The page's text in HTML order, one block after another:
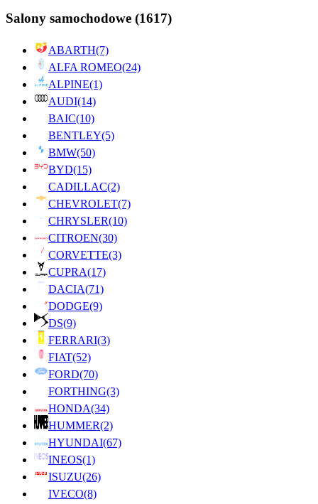
Salony samochodowe (1617)
ABARTH(7)
ALFA ROMEO(24)
ALPINE(1)
AUDI(14)
BAIC(10)
BENTLEY(5)
BMW(50)
BYD(15)
CADILLAC(2)
CHEVROLET(7)
CHRYSLER(10)
CITROEN(30)
CORVETTE(3)
CUPRA(17)
DACIA(71)
DODGE(9)
DS(9)
FERRARI(3)
FIAT(52)
FORD(70)
FORTHING(3)
HONDA(34)
HUMMER(2)
HYUNDAI(67)
INEOS(1)
ISUZU(26)
IVECO(8)